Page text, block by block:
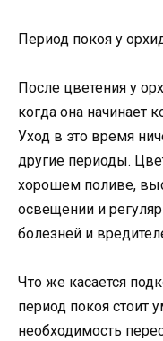
Период покоя у
После цветения у
когда она начинает
Уход в это время
другие периоды.
хорошем поливе,
освещении и
болезней и
Что же касается
период покоя стоит
необходимость